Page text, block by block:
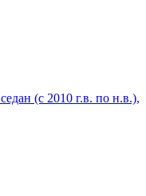
(с 2010 г.в. по н.в.),